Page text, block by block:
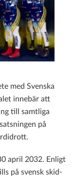
med Svenska
innebär att
till samtliga
på
april 2032. Enligt
på svensk skid-